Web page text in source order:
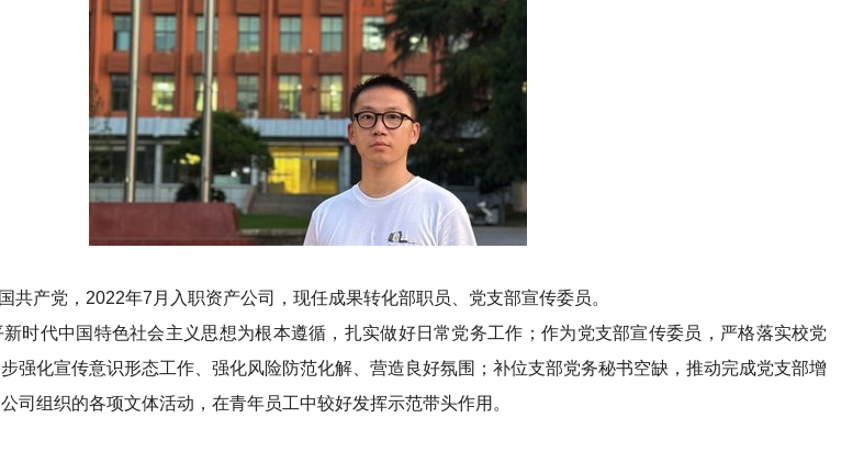
共产党，2022年7月入职资产公司，现任成果转化部职员、党支部宣传委员。
时代中国特色社会主义思想为根本遵循，扎实做好日常党务工作；作为党支部宣传委员，严格落实校党
强化宣传意识形态工作、强化风险防范化解、营造良好氛围；补位支部党务秘书空缺，推动完成党支部增
司组织的各项文体活动，在青年员工中较好发挥示范带头作用。